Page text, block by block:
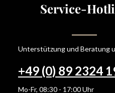
Service-
Unterstützung und Beratung
+49 (0) 89 2324
Mo-Fr, 08:30 - 17:00 Uhr